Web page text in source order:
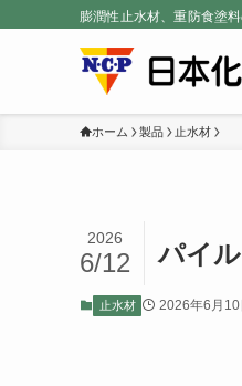
膨潤性止水材、重防食塗
ホーム 製品 止水材
パイ
2026
6/12
止水材 2026年6月10